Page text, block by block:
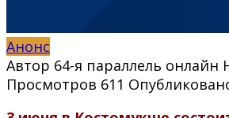
Анонс
Автор 64-я параллель онлайн
Просмотров 611